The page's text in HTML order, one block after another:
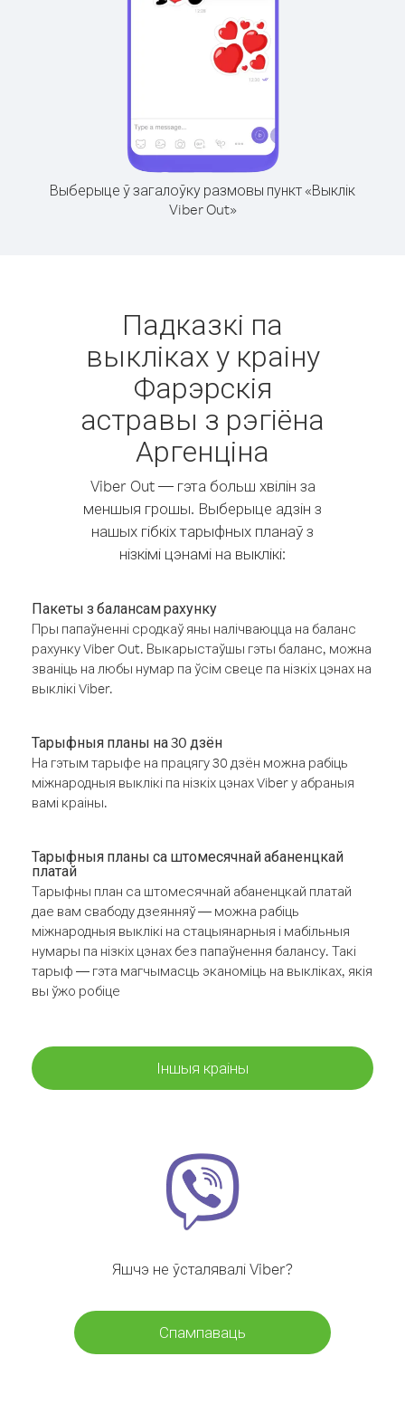
Выберыце ў загалоўку размовы пункт «Выклік
Viber Out»
Падказкі па
выкліках у краіну
Фарэрскія
астравы з рэгіёна
Аргенціна
Viber Out — гэта больш хвілін за
меншыя грошы. Выберыце адзін з
нашых гібкіх тарыфных планаў з
нізкімі цэнамі на выклікі:
Пакеты з балансам рахунку
Пры папаўненні сродкаў яны налічваюцца на баланс
рахунку Viber Out. Выкарыстаўшы гэты баланс, можна
званіць на любы нумар па ўсім свеце па нізкіх цэнах на
выклікі Viber.
Тарыфныя планы на 30 дзён
На гэтым тарыфе на працягу 30 дзён можна рабіць
міжнародныя выклікі па нізкіх цэнах Viber у абраныя
вамі краіны.
Тарыфныя планы са штомесячнай абаненцкай
платай
Тарыфны план са штомесячнай абаненцкай платай
дае вам свабоду дзеянняў — можна рабіць
міжнародныя выклікі на стацыянарныя і мабільныя
нумары па нізкіх цэнах без папаўнення балансу. Такі
тарыф — гэта магчымасць эканоміць на выкліках, якія
вы ўжо робіце
Іншыя краіны
Яшчэ не ўсталявалі Viber?
Спампаваць